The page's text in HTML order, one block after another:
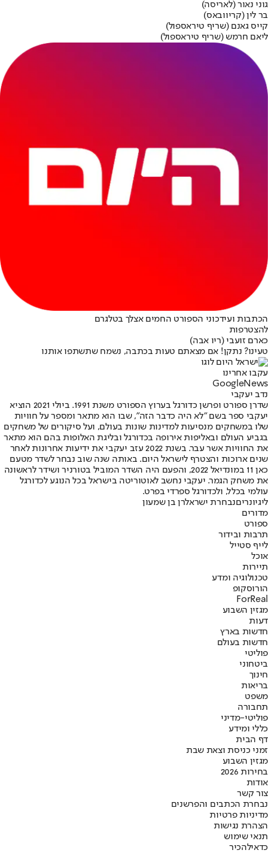
גוני נאור (לאריסה)
בר לין (קריוובאס)
קייס גאנם (שריף טיראספול)
ליאם חרמש (שריף טיראספול)
הכתבות ועידכוני הספורט החמים אצלך בטלגרם
להצטרפות
כארם זועבי (ריו אבה)
טעינו? נתקן! אם מצאתם טעות בכתבה, נשמח שתשתפו אותנו
עקבו אחרינו
Googl eNews
נדב יעקבי
שדרן ספורט ופרשן כדורגל בערוץ הספורט משנת 1991. ביולי 2021 הוציא
יעקבי ספר בשם "לא היה כדבר הזה", שבו הוא מתאר ומספר על חוויות
שלו במשחקים מנסיעות למדינות שונות בעולם, ועל סיקורים של משחקים
בגביע העולם ובאליפות אירופה בכדורגל ובליגת האלופות בהם הוא מתאר
את החוויות אשר עבר. בשנת 2022 עזב יעקבי את ידיעות אחרונות לאחר
שנים ארוכות והצטרף לישראל היום. באותה שנה שוב נבחר לשדר מטעם
כאן 11 במונדיאל 2022, והפעם היה השדר המוביל בטורניר ושידר לראשונה
את משחק הגמר. יעקבי נחשב לאוטוריטה בישראל בכל הנוגע לכדורגל
עולמי בכלל, ולכדורגל ספרדי בפרט.
ליגיונריםנבחרת ישראלרן בן שמעון
מדורים
ספורט
תרבות ובידור
לייף סטייל
אוכל
תיירות
טכנולוגיה ומדע
הורוסקופ
ForReal
מגזין השבוע
דעות
חדשות בארץ
חדשות בעולם
פוליטי
ביטחוני
חינוך
בריאות
משפט
תחבורה
פוליטי-מדיני
כללי ומידע
דף הבית
זמני כניסת וצאת שבת
מגזין השבוע
בחירות 2026
אודות
צור קשר
נבחרת הכתבים והפרשנים
מדיניות פרטיות
הצהרת נגישות
תנאי שימוש
כדאילהכיר